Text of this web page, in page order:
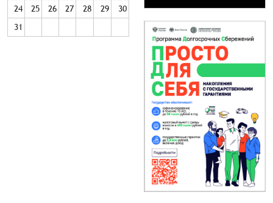
24
25 26 27 28 29
30
31